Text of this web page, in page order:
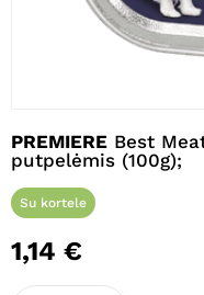
PREMIERE Best
putpelėmis (100g);
Su kortele
1,14 €
El.